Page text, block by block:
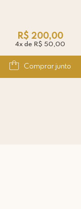
R$ 200,00
4x de R$ 50,00
Comprar junto